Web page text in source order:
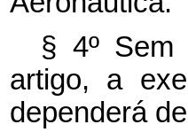
§ 4º
artigo, a
dependerá